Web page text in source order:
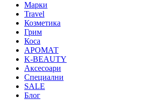
Mарки
Travel
Козметика
Грим
Коса
АРОМАТ
K-BEAUTY
Аксесоари
Специални
SALE
Блог